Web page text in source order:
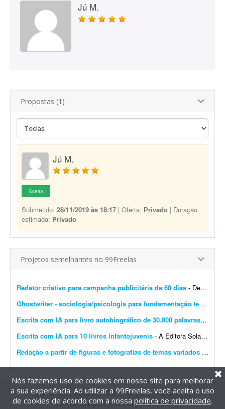
Jú M.
Propostas (1)
Jú M.
Aceita
Submetido: 28/11/2019 às 18:17 | Oferta: Privado | Duração
estimada: Privado
Projetos semelhantes no 99Freelas
Redator criativo para campanha publicitária de 60 dias - Desenvolver supervisão editorial, definição de objetivos, escrita de títulos e blocos de texto e definição do estilo de campanha para uma campanha publicit...
Ghostwriter - sociologia/psicologia para fundamentação teórica
Escrita com IA para livro autobiográfico de 30.000 palavras
- A
Escrita com IA para 10 livros infantojuvenis - A Editora Solano busca um profissional especializado em Inteligência Artificial e escrita criativa para desenvolver 10 livros completos, com aproximadamente 10 mil palavras cada, utilizando f...
Redação a partir de figuras e fotografias de temas variados
@2014-2026 99Freelas. Todos os direitos reservados.
Termos de uso| Política de privacidade
Nós fazemos uso de cookies em nosso site para melhorar
a sua experiência. Ao utilizar a 99Freelas, você aceita o uso
de cookies de acordo com a nossa política de privacidade.